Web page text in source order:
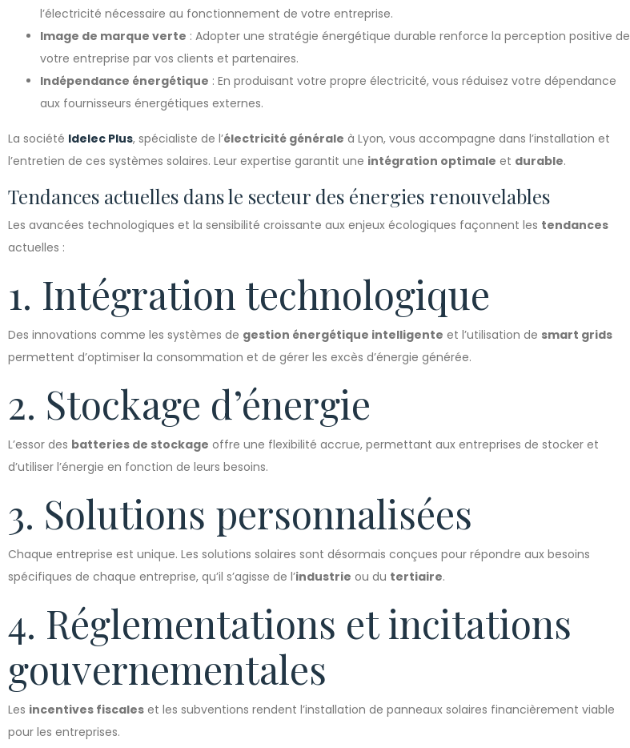
l’électricité nécessaire au fonctionnement de votre entreprise.
Image de marque verte : Adopter une stratégie énergétique durable renforce la perception positive de
votre entreprise par vos clients et partenaires.
Indépendance énergétique : En produisant votre propre électricité, vous réduisez votre dépendance
aux fournisseurs énergétiques externes.
La société Idelec Plus, spécialiste de l’électricité générale à Lyon, vous accompagne dans l’installation et
l’entretien de ces systèmes solaires. Leur expertise garantit une intégration optimale et durable.
Tendances actuelles dans le secteur des énergies renouvelables
Les avancées technologiques et la sensibilité croissante aux enjeux écologiques façonnent les tendances
actuelles :
1. Intégration technologique
Des innovations comme les systèmes de gestion énergétique intelligente et l’utilisation de smart grids
permettent d’optimiser la consommation et de gérer les excès d’énergie générée.
2. Stockage d’énergie
L’essor des batteries de stockage offre une flexibilité accrue, permettant aux entreprises de stocker et
d’utiliser l’énergie en fonction de leurs besoins.
3. Solutions personnalisées
Chaque entreprise est unique. Les solutions solaires sont désormais conçues pour répondre aux besoins
spécifiques de chaque entreprise, qu’il s’agisse de l’industrie ou du tertiaire.
4. Réglementations et incitations
gouvernementales
Les incentives fiscales et les subventions rendent l’installation de panneaux solaires financièrement viable
pour les entreprises.